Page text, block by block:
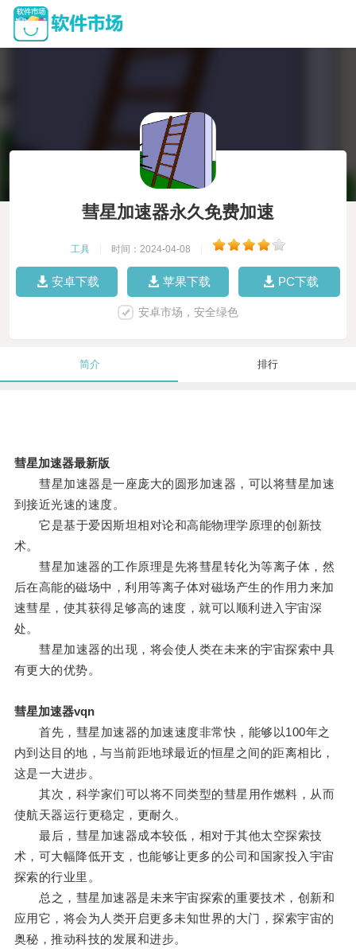
彗星加速器永久免费加速
工具 时间：2024-04-08
安卓下载 苹果下载 PC下载
安卓市场，安全绿色
简介 排行
彗星加速器最新版
彗星加速器是一座庞大的圆形加速器，可以将彗星加速
到接近光速的速度。
它是基于爱因斯坦相对论和高能物理学原理的创新技
术。
彗星加速器的工作原理是先将彗星转化为等离子体，然
后在高能的磁场中，利用等离子体对磁场产生的作用力来加
速彗星，使其获得足够高的速度，就可以顺利进入宇宙深
处。
彗星加速器的出现，将会使人类在未来的宇宙探索中具
有更大的优势。
彗星加速器vqn
首先，彗星加速器的加速速度非常快，能够以100年之
内到达目的地，与当前距地球最近的恒星之间的距离相比，
这是一大进步。
其次，科学家们可以将不同类型的彗星用作燃料，从而
使航天器运行更稳定，更耐久。
最后，彗星加速器成本较低，相对于其他太空探索技
术，可大幅降低开支，也能够让更多的公司和国家投入宇宙
探索的行业里。
总之，彗星加速器是未来宇宙探索的重要技术，创新和
应用它，将会为人类开启更多未知世界的大门，探索宇宙的
奥秘，推动科技的发展和进步。